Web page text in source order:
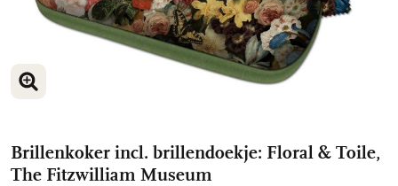
VERGROOT AFBEELDING
Brillenkoker incl. brillendoekje: Floral & Toile,
The Fitzwilliam Museum